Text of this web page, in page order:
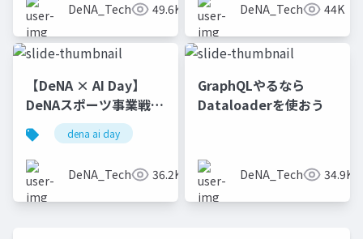
DeNA_Tech 49.6K DeNA_Tech 44K
【DeNA × AI Day】
DeNAスポーツ事業戦略
とベイスターズAI強化
プロジェクト
dena ai day
DeNA_Tech 36.2K
GraphQLやるなら
Dataloaderを使おう
DeNA_Tech 34.9K